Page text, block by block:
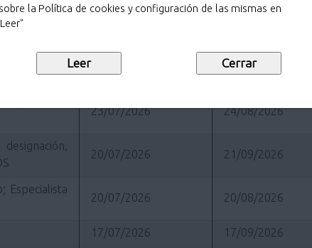
la Política de cookies y configuración de las mismas en
de Alarcón
al proceso
24/08/2026
plazas de
23/07/2026 24/08/2026
20/07/2026 21/09/2026
Especialista
20/07/2026 20/08/2026
17/07/2026 17/09/2026